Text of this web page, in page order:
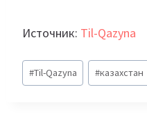
Источник: Til-Qazyna
Метки
записи:
#Til-Qazyna #казахстан